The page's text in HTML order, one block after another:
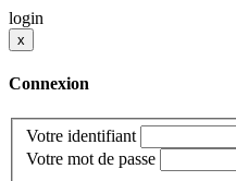
login
x
Connexion
Votre identifiant
Votre mot de passe